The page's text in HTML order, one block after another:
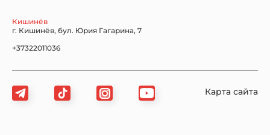
Кишинёв
г. Кишинёв, бул. Юрия Гагарина, 7
+37322011036
Карта сайта